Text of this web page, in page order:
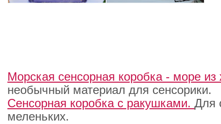
Морская сенсорная коробка - море
необычный материал для сенсорики.
Сенсорная коробка с ракушками. Для
меленьких.